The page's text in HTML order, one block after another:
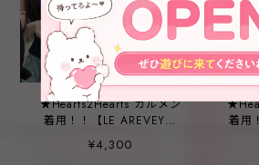
★Hearts2Hearts カルメン
着用！！【LE AREVEY】
SLEEVELESS NAVY
¥4,300
着用